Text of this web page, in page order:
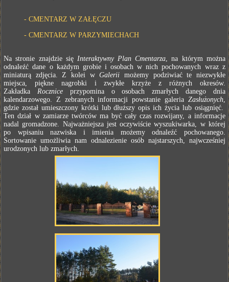
-CMENTARZ W ZAŁĘCZU
-CMENTARZ W PARZYMIECHACH
Na stronie znajdzie się Interaktywny Plan Cmentarza, na którym można
odnaleźć dane o każdym grobie i osobach w nich pochowanych wraz z
miniaturą zdjęcia. Z kolei wGalerii możemy podziwiać te niezwykłe
miejsca, piękne nagrobki i zwykłe krzyże z różnych okresów.
ZakładkaRocznice przypomina o osobach zmarłych danego dnia
kalendarzowego. Z zebranych informacji powstanie galeria Zasłużonych,
gdzie został umieszczony krótki lub dłuższy opis ich życia lub osiągnięć.
Ten dział w zamiarze twórców ma być cały czas rozwijany, a informacje
nadal gromadzone. Najważniejsza jest oczywiście wyszukiwarka, w której
po wpisaniu nazwiska i imienia możemy odnaleźć pochowanego.
Sortowanie umożliwia nam odnalezienie osób najstarszych, najwcześniej
urodzonych lub zmarłych.